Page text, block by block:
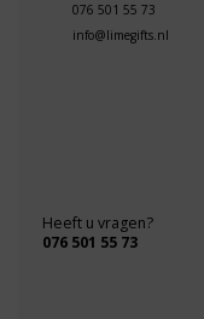
076 501 55 73
info@limegifts.nl
Heeft u vragen?
076 501 55 73